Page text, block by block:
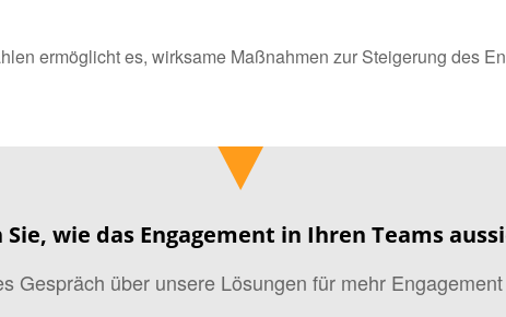
ermöglicht es, wirksame Maßnahmen zur Steigerung des
Sie, wie das Engagement in Ihren Teams
Gespräch über unsere Lösungen für mehr